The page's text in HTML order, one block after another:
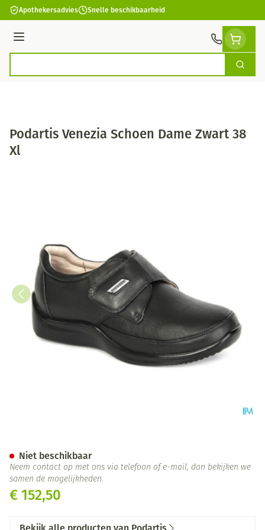
Ga naar de inhoud
Apothekersadvies Snelle beschikbaarheid
Menu
Zoek
Podartis Venezia Schoen Dame Zwart 38
Xl
€ 152,50
Niet beschikbaar
Neem contact op met ons via telefoon of e-mail, dan bekijken we
samen de mogelijkheden.